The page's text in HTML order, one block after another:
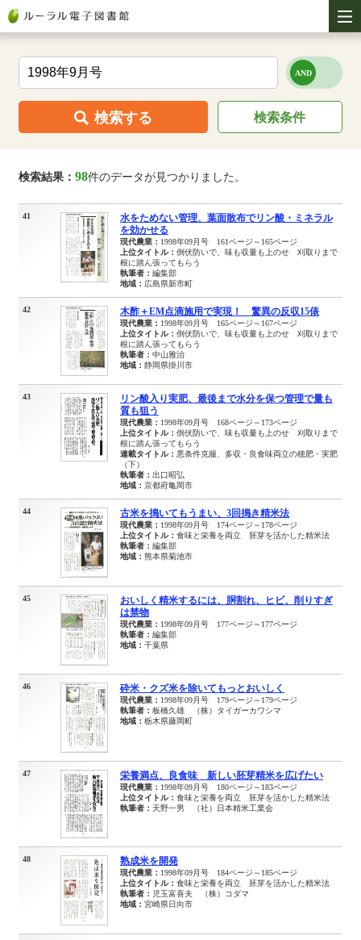
検索する 検索条件
検索結果： 98件のデータが見つかりました。
41
水をためない管理、葉面散布でリン酸・ミネラル
を効かせる
現代農業： 1998年09月号 161ページ～165ページ
上位タイトル： 倒伏防いで、味も収量も上のせ 刈取りまで
根に踏ん張ってもらう
執筆者： 編集部
地域： 広島県新市町
42 木酢＋EM点滴施用で実現！ 驚異の反収15俵
現代農業： 1998年09月号 165ページ～167ページ
上位タイトル： 倒伏防いで、味も収量も上のせ 刈取りまで
根に踏ん張ってもらう
執筆者： 中山雅治
地域： 静岡県掛川市
43
リン酸入り実肥、最後まで水分を保つ管理で量も
質も狙う
現代農業： 1998年09月号 168ページ～173ページ
上位タイトル： 倒伏防いで、味も収量も上のせ 刈取りまで
根に踏ん張ってもらう
連載タイトル： 悪条件克服、多収・良食味両立の穂肥・実肥
（下）
執筆者： 出口昭弘
地域： 京都府亀岡市
44 古米を搗いてもうまい、3回搗き精米法
現代農業： 1998年09月号 174ページ～178ページ
上位タイトル： 食味と栄養を両立 胚芽を活かした精米法
執筆者： 編集部
地域： 熊本県菊池市
45
おいしく精米するには、胴割れ、ヒビ、削りすぎ
は禁物
現代農業： 1998年09月号 177ページ～177ページ
執筆者： 編集部
地域： 千葉県
46 砕米・クズ米を除いてもっとおいしく
現代農業： 1998年09月号 179ページ～179ページ
執筆者： 板橋久雄 （株）タイガーカワシマ
地域： 栃木県藤岡町
47 栄養満点、良食味 新しい胚芽精米を広げたい
現代農業： 1998年09月号 180ページ～183ページ
上位タイトル： 食味と栄養を両立 胚芽を活かした精米法
執筆者： 天野一男 （社）日本精米工業会
48 熟成米を開発
現代農業： 1998年09月号 184ページ～185ページ
上位タイトル： 食味と栄養を両立 胚芽を活かした精米法
執筆者： 児玉富喜夫 （株）コダマ
地域： 宮崎県日向市